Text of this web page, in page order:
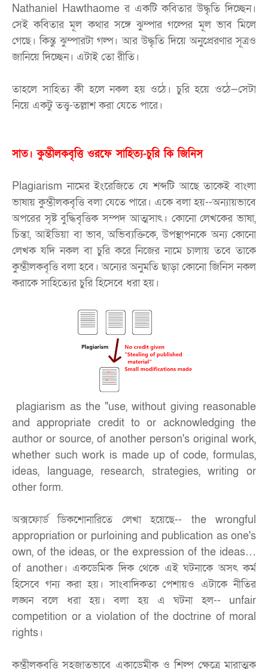
Nathaniel Hawthaome র একটি কবিতার উদ্ধৃতি দিচ্ছেন।
সেই কবিতার মূল কথার সঙ্গে ঝুম্পার গল্পের মূল ভাব মিলে
গেছে। কিন্তু ঝুম্পারটা গল্প। আর উদ্ধৃতি দিয়ে অনুপ্রেরণার সূত্রও
জানিয়ে দিচ্ছেন। এটাই তো রীতি।
তাহলে সাহিত্য কী হলে নকল হয় ওঠে। চুরি হয়ে ওঠে—সেটা
নিয়ে একটু তত্ত্ব-তল্লাশ করা যেতে পারে।
সাত। কুম্ভীলকবৃত্তি ওরফে সাহিত্য-চুরি কি জিনিস
Plagiarism নামের ইংরেজিতে যে শব্দটি আছে তাকেই বাংলা
ভাষায় কুম্ভীলকবৃত্তি বলা যেতে পারে। একে বলা হয়--অন্যায়ভাবে
অপরের সৃষ্ট বুদ্ধিবৃত্তিক সম্পদ আত্মসাৎ। কোনো লেখকের ভাষা,
চিন্তা, আইডিয়া বা ভাব, অভিব্যক্তিকে, উপস্থাপনকে অন্য কোনো
লেখক যদি নকল বা চুরি করে নিজের নামে চালায় তবে তাকে
কুম্ভীলকবৃত্তি বলা হবে। অন্যের অনুমতি ছাড়া কোনো জিনিস নকল
করাকে সাহিত্যের চুরি হিসেবে ধরা হয়।
plagiarism as the "use, without giving reasonable
and appropriate credit to or acknowledging the
author or source, of another person's original work,
whether such work is made up of code, formulas,
ideas, language, research, strategies, writing or
other form.
অক্সফোর্ড ডিকশোনারিতে লেখা হয়েছে-- the wrongful
appropriation or purloining and publication as one's
own, of the ideas, or the expression of the ideas…
of another। একডেমিক দিক থেকে এই ঘটনাকে অসৎ কর্ম
হিসেবে গন্য করা হয়। সাংবাদিকতা পেশায়ও এটাকে নীতির
লঙ্ঘন বলে ধরা হয়। বলা হয় এ ঘটনা হল-- unfair
competition or a violation of the doctrine of moral
rights।
কুম্ভীলকবৃত্তি সহজাতভাবে একাডেমীক ও শিল্প ক্ষেত্রে মারাত্মক